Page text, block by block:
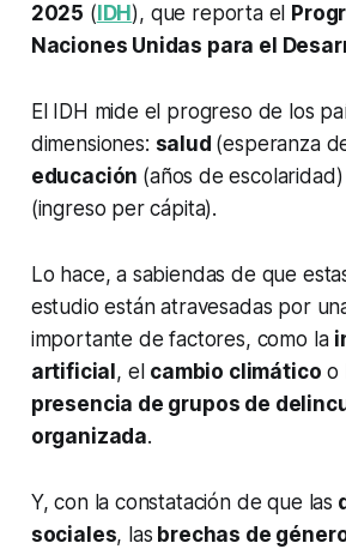
2025 ( IDH ), que reporta el
Naciones Unidas para el
El IDH mide el progreso de los
dimensiones: salud (esperanza
educación (años de
(ingreso per cápita).
Lo hace, a sabiendas de que
estudio están atravesadas por
importante de factores, como la
artificial , el cambio climático o
presencia de grupos de
organizada.
Y, con la constatación de que las
sociales, las brechas de